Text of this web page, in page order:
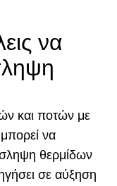
να
και ποτών με
να
θερμίδων
σε αύξηση